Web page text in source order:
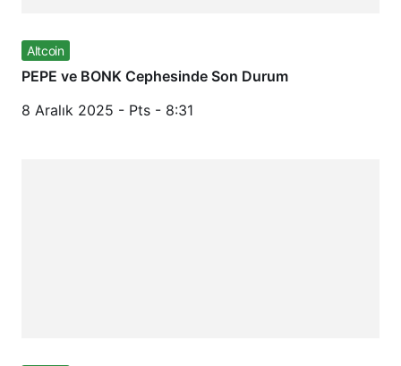
Altcoin
PEPE ve BONK Cephesinde Son Durum
8 Aralık 2025 - Pts - 8:31